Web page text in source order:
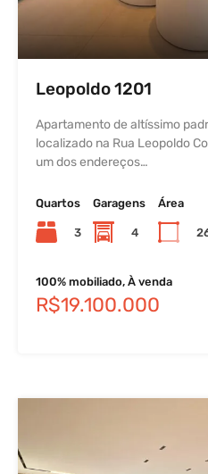
Leopoldo 1201
Apartamento de altíssimo
localizado na Rua Leopoldo
um dos endereços…
Quartos
3
Garagens
4
Área
100% mobiliado, À venda
R$19.100.000